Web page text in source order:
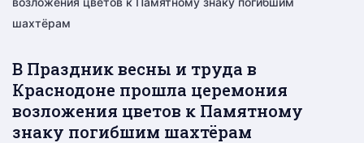
шахтёрам
В Праздник весны и труда в
Краснодоне прошла церемония
возложения цветов к Памятному
знаку погибшим шахтёрам